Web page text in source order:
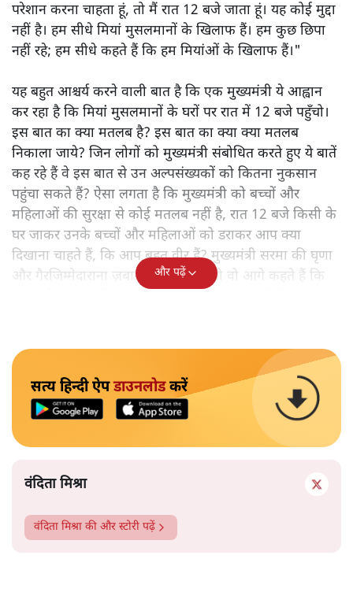
परेशान करना चाहता हूं, तो मैं रात 12 बजे जाता हूं। यह कोई मुद्दा
नहीं है। हम सीधे मियां मुसलमानों के खिलाफ हैं। हम कुछ छिपा
नहीं रहे; हम सीधे कहते हैं कि हम मियांओं के खिलाफ हैं।"
यह बहुत आश्चर्य करने वाली बात है कि एक मुख्यमंत्री ये आह्वान
कर रहा है कि मियांं मुसलमानों के घरों पर रात में 12 बजे पहुँचो।
इस बात का क्या मतलब है? इस बात का क्या क्या मतलब
निकाला जाये? जिन लोगों को मुख्यमंत्री संबोधित करते हुए ये बातें
कह रहे हैं वे इस बात से उन अल्पसंख्यकों को कितना नुकसान
पहुंचा सकते हैं? ऐसा लगता है कि मुख्यमंत्री को बच्चों और
महिलाओं की सुरक्षा से कोई मतलब नहीं है, रात 12 बजे किसी के
घर जाकर उनके बच्चों और महिलाओं को डराकर आप क्या
दिखाना चाहते हैं, कि आप बहुत वीर हैं? मुख्यमंत्री सरमा की घृणा
और गैरजिम्मेदाराना ज़बान यहीं नहीं रुकती वो आगे कहते हैं कि
और पढ़ें
सत्य हिन्दी ऐपडाउनलोडकरें
वंदिता मिश्रा
वंदिता मिश्रा की और स्टोरी पढ़ें